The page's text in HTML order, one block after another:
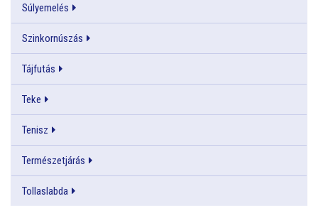
Súlyemelés
Szinkornúszás
Tájfutás
Teke
Tenisz
Természetjárás
Tollaslabda